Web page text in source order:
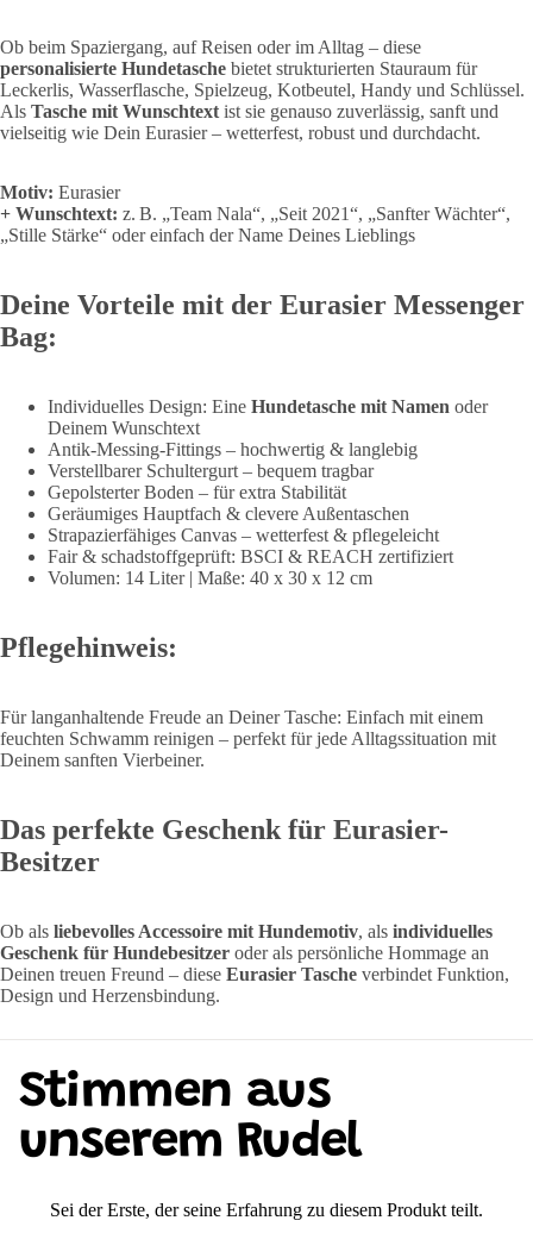
Ob beim Spaziergang, auf Reisen oder im Alltag – diese
personalisierte Hundetasche bietet strukturierten Stauraum für
Leckerlis, Wasserflasche, Spielzeug, Kotbeutel, Handy und Schlüssel.
Als Tasche mit Wunschtext ist sie genauso zuverlässig, sanft und
vielseitig wie Dein Eurasier – wetterfest, robust und durchdacht.
Motiv: Eurasier
+ Wunschtext: z. B. „Team Nala“, „Seit 2021“, „Sanfter Wächter“,
„Stille Stärke“ oder einfach der Name Deines Lieblings
Deine Vorteile mit der Eurasier Messenger
Bag:
Individuelles Design: Eine Hundetasche mit Namen oder
Deinem Wunschtext
Antik-Messing-Fittings – hochwertig & langlebig
Verstellbarer Schultergurt – bequem tragbar
Gepolsterter Boden – für extra Stabilität
Geräumiges Hauptfach & clevere Außentaschen
Strapazierfähiges Canvas – wetterfest & pflegeleicht
Fair & schadstoffgeprüft: BSCI & REACH zertifiziert
Volumen: 14 Liter | Maße: 40 x 30 x 12 cm
Pflegehinweis:
Für langanhaltende Freude an Deiner Tasche: Einfach mit einem
feuchten Schwamm reinigen – perfekt für jede Alltagssituation mit
Deinem sanften Vierbeiner.
Das perfekte Geschenk für Eurasier-
Besitzer
Ob als liebevolles Accessoire mit Hundemotiv, als individuelles
Geschenk für Hundebesitzer oder als persönliche Hommage an
Deinen treuen Freund – diese Eurasier Tasche verbindet Funktion,
Design und Herzensbindung.
Stimmen aus
unserem Rudel
Sei der Erste, der seine Erfahrung zu diesem Produkt teilt.